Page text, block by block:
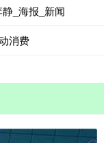
_海报_新闻
消费